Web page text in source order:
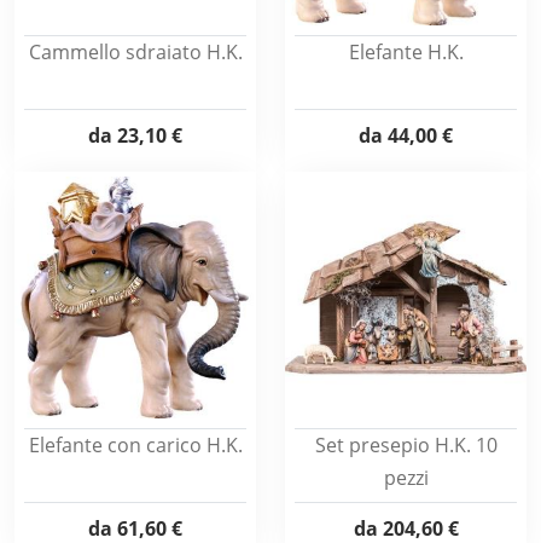
Cammello sdraiato H.K.
da 23,10 €
Elefante H.K.
da 44,00 €
Elefante con carico H.K.
da 61,60 €
Set presepio H.K. 10
pezzi
da 204,60 €